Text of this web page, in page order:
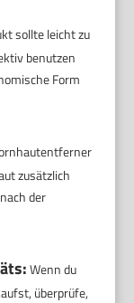
sollte leicht zu
benutzen
Form
zusätzlich
der
Wenn du
überprüfe,